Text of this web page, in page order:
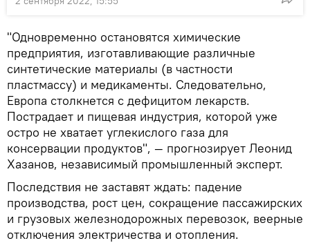
"Одновременно остановятся химические
предприятия, изготавливающие различные
синтетические материалы (в частности
пластмассу) и медикаменты. Следовательно,
Европа столкнется с дефицитом лекарств.
Пострадает и пищевая индустрия, которой уже
остро не хватает углекислого газа для
консервации продуктов", — прогнозирует Леонид
Хазанов, независимый промышленный эксперт.
Последствия не заставят ждать: падение
производства, рост цен, сокращение пассажирских
и грузовых железнодорожных перевозок, веерные
отключения электричества и отопления.